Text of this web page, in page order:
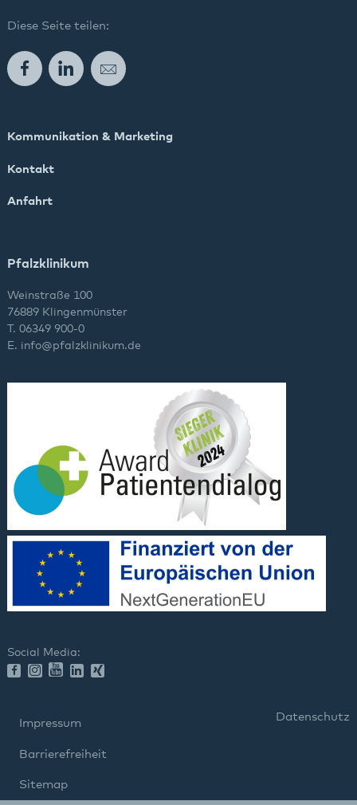
Diese Seite teilen:
FacebookLinkedInE-Mail
Kommunikation & Marketing
Kontakt
Anfahrt
Pfalzklinikum
Weinstraße 100
76889 Klingenmünster
T. 06349 900-0
E. info@pfalzklinikum.de
Social Media:
Impressum
Datenschutz
Barrierefreiheit
Sitemap